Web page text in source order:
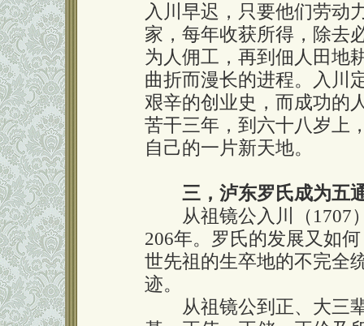
入川早迟，只要他们劳动
家，每年收获所得，除去
为人佣工，再到佃人田地
曲折而漫长的进程。入川
艰辛的创业史，而成功的
苦干三年，到六十八岁上
自己的一片新天地。
三，泸东罗氏成为五
从祖镜公入川（1707）
206年。罗氏的发展又如
世先祖的生卒地的不完全
迹。
从祖镜公到正、大三辈